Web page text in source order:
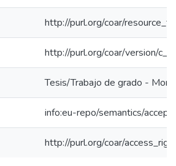
http://purl.org/coar/
http://purl.org/coar/version/
Tesis/Trabajo de grado -
info:eu-repo/semantics/
http://purl.org/coar/